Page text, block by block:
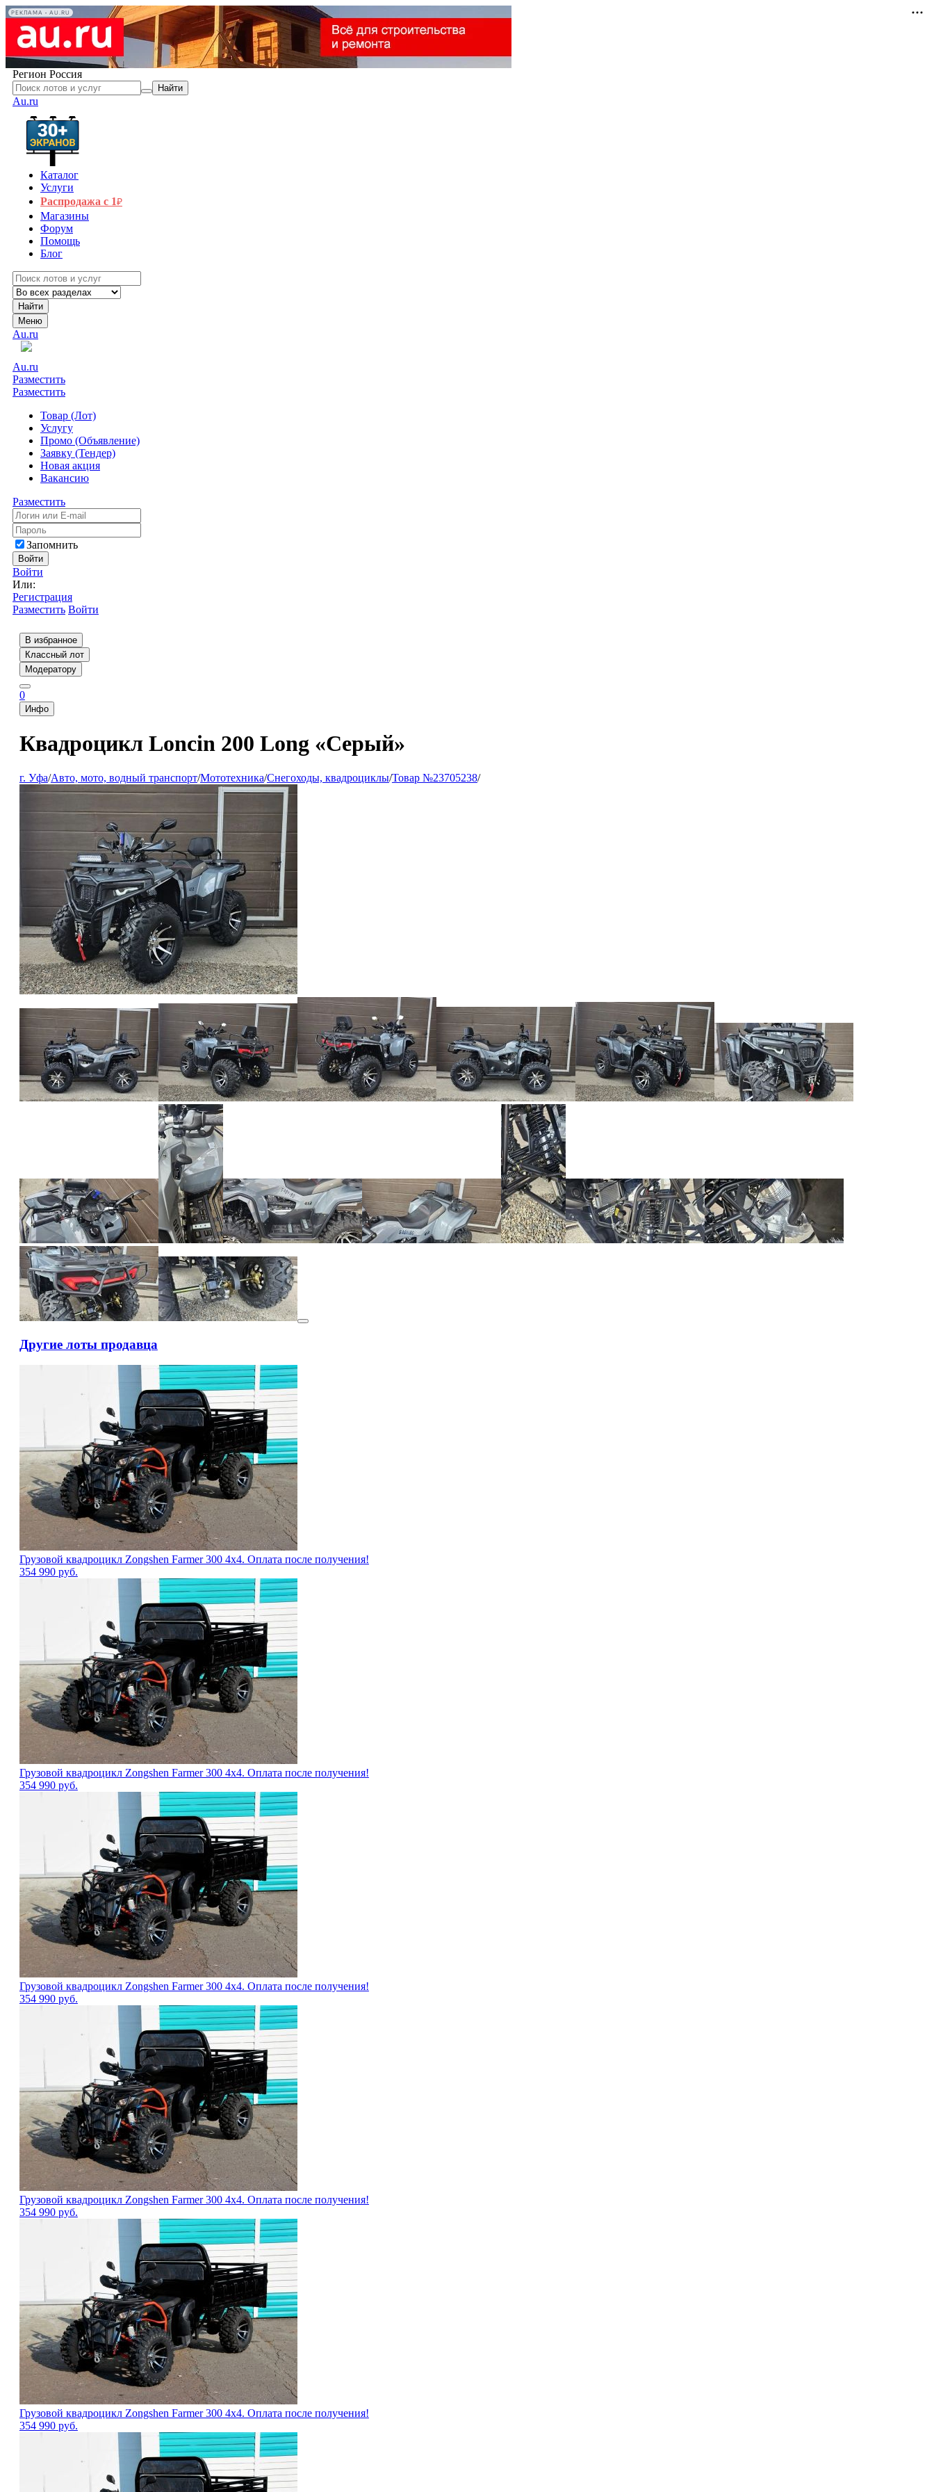
РЕКЛАМА • AU.RU
Регион Россия
Найти
Au.ru
Каталог
Услуги
Распродажа с 1₽
Магазины
Форум
Помощь
Блог
Найти
Меню
Au.ru
Au.ru
Разместить
Разместить
Товар (Лот)
Услугу
Промо (Объявление)
Заявку (Тендер)
Новая акция
Вакансию
Разместить
Запомнить
Войти
Войти
Или:
Регистрация
Разместить Войти
В избранное
Классный лот
Модератору
0
Инфо
Квадроцикл Loncin 200 Long «Серый»
г. Уфа/Авто, мото, водный транспорт/Мототехника/Снегоходы, квадроциклы/Товар №23705238/
Другие лоты продавца
Грузовой квадроцикл Zongshen Farmer 300 4х4. Оплата после получения!
354 990 руб.
Грузовой квадроцикл Zongshen Farmer 300 4х4. Оплата после получения!
354 990 руб.
Грузовой квадроцикл Zongshen Farmer 300 4х4. Оплата после получения!
354 990 руб.
Грузовой квадроцикл Zongshen Farmer 300 4х4. Оплата после получения!
354 990 руб.
Грузовой квадроцикл Zongshen Farmer 300 4х4. Оплата после получения!
354 990 руб.